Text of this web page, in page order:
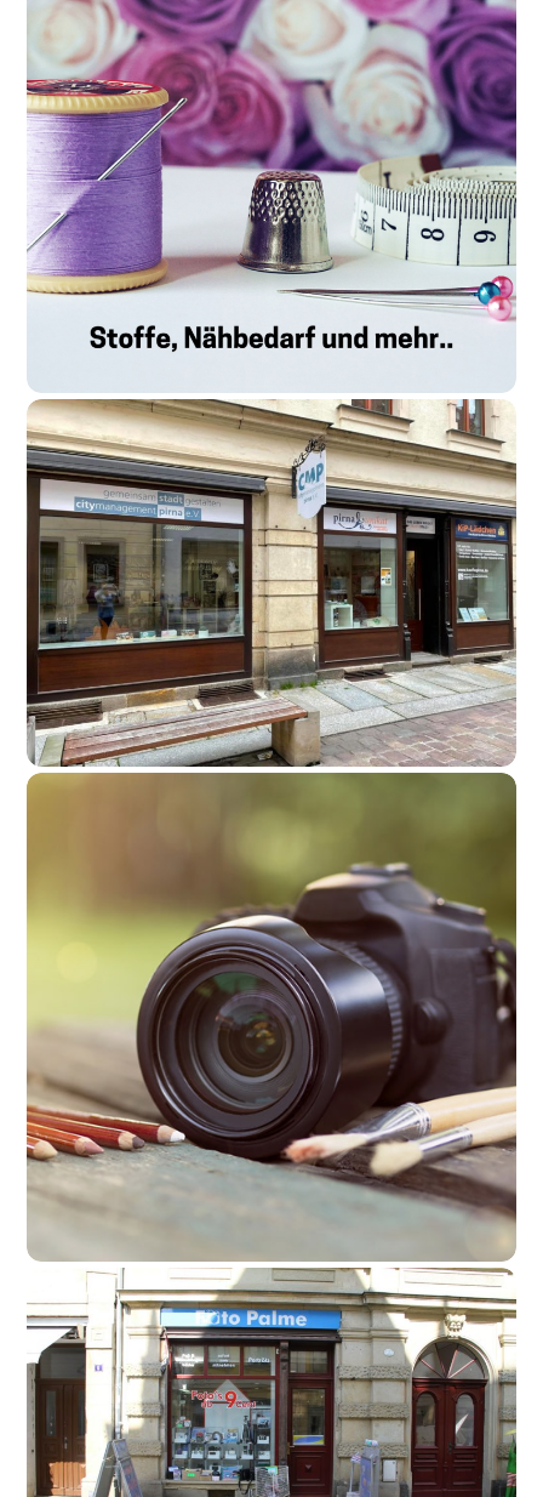
Antik-Galerie
Bücher & Spielwaren Foto, Kunst & Souvenirs Uhren & Schmuck
mehr lesen
Benthe & Jo
Bücher & Spielwaren,Foto, Kunst & Souvenirs,Handwerk & Dienstleistungen,
Mode & Accessoires,Onlineshops,Pirna Gutschein - Akzeptanzstellen,Schreib-
& Bastelbedarf,Wohnen & Blumen
mehr lesen
Büro Citymanagement Pirna e.V.
Foto, Kunst & Souvenirs ,Genussspezialitäten
& Dienstleistungen
, Kultur & Freizeit,Pirna Gutschein - Akzeptanzstellen
Pirna Gutschein - Verkaufsstellen
mehr lesen